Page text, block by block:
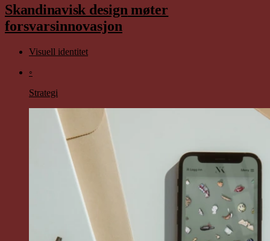
Skandinavisk design møter
forsvarsinnovasjon
Visuell identitet
◦
Strategi